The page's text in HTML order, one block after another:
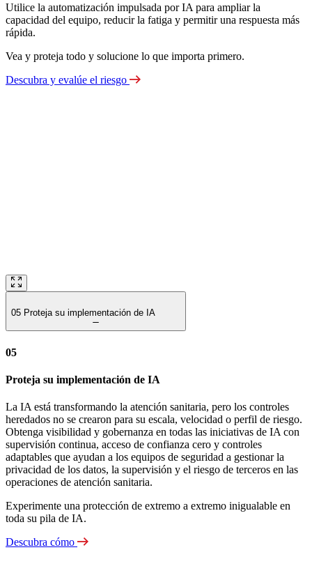
Utilice la automatización impulsada por IA para ampliar la
capacidad del equipo, reducir la fatiga y permitir una respuesta más
rápida.
Vea y proteja todo y solucione lo que importa primero.
Descubra y evalúe el riesgo
05 Proteja su implementación de IA
05
Proteja su implementación de IA
La IA está transformando la atención sanitaria, pero los controles
heredados no se crearon para su escala, velocidad o perfil de riesgo.
Obtenga visibilidad y gobernanza en todas las iniciativas de IA con
supervisión continua, acceso de confianza cero y controles
adaptables que ayudan a los equipos de seguridad a gestionar la
privacidad de los datos, la supervisión y el riesgo de terceros en las
operaciones de atención sanitaria.
Experimente una protección de extremo a extremo inigualable en
toda su pila de IA.
Descubra cómo